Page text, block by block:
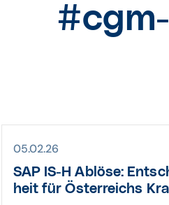
05.02.26
SAP IS-H Ablöse:
heit für Öster­reichs